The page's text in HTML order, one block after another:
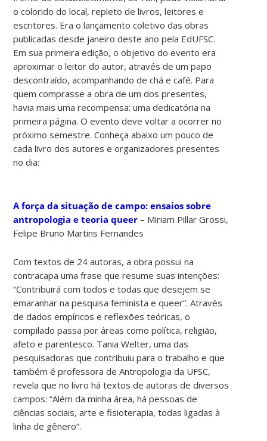
o colorido do local, repleto de livros, leitores e
escritores. Era o lançamento coletivo das obras
publicadas desde janeiro deste ano pela EdUFSC.
Em sua primeira edição, o objetivo do evento era
aproximar o leitor do autor, através de um papo
descontraído, acompanhando de chá e café. Para
quem comprasse a obra de um dos presentes,
havia mais uma recompensa: uma dedicatória na
primeira página. O evento deve voltar a ocorrer no
próximo semestre. Conheça abaixo um pouco de
cada livro dos autores e organizadores presentes
no dia:
A força da situação de campo: ensaios sobre
antropologia e teoria queer – Miriam Pillar Grossi,
Felipe Bruno Martins Fernandes
Com textos de 24 autoras, a obra possui na
contracapa uma frase que resume suas intenções:
“Contribuirá com todos e todas que desejem se
emaranhar na pesquisa feminista e queer”. Através
de dados empíricos e reflexões teóricas, o
compilado passa por áreas como política, religião,
afeto e parentesco. Tania Welter, uma das
pesquisadoras que contribuiu para o trabalho e que
também é professora de Antropologia da UFSC,
revela que no livro há textos de autoras de diversos
campos: “Além da minha área, há pessoas de
ciências sociais, arte e fisioterapia, todas ligadas à
linha de gênero”.